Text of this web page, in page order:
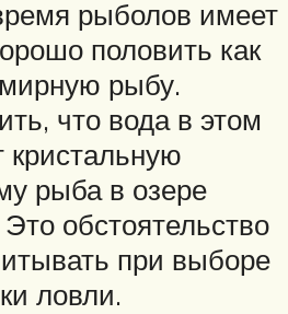
рыболов имеет
половить как
рыбу.
что вода в этом
рыба в озере
обстоятельство
при выборе
ловли.